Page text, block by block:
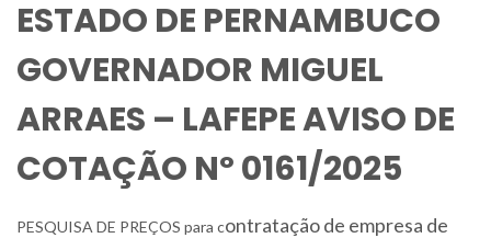
ESTADO DE PERNAMBUCO
GOVERNADOR MIGUEL
ARRAES – LAFEPE AVISO DE
COTAÇÃO Nº 0161/2025
PESQUISA DE PREÇOS para contratação de empresa de